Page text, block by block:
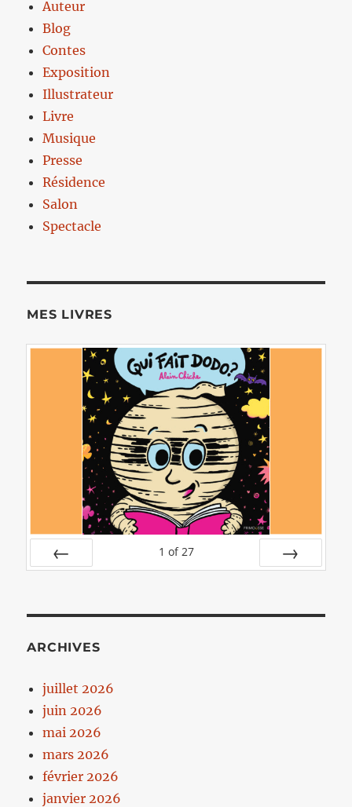
Auteur
Blog
Contes
Exposition
Illustrateur
Livre
Musique
Presse
Résidence
Salon
Spectacle
MES LIVRES
1 of 27
ARCHIVES
juillet 2026
juin 2026
mai 2026
mars 2026
février 2026
janvier 2026